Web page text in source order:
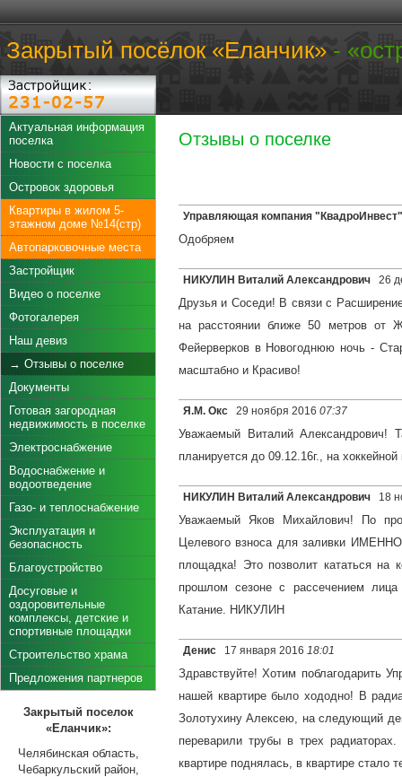
Закрытый посёлок «Еланчик» -
Актуальная информация
поселка
Новости с поселка
Островок здоровья
Квартиры в жилом 5-
этажном доме №14(стр)
Автопарковочные места
Застройщик
Видео о поселке
Фотогалерея
Наш девиз
→ Отзывы о поселке
Документы
Готовая загородная
недвижимость в поселке
Электроснабжение
Водоснабжение и
водоотведение
Газо- и теплоснабжение
Эксплуатация и
безопасность
Благоустройство
Досуговые и
оздоровительные
комплексы, детские и
спортивные площадки
Строительство храма
Предложения партнеров
Закрытый поселок
«Еланчик»:
Челябинская область,
Чебаркульский район,
Отзывы о поселке
Управляющая компания "КвадроИнвест"
Одобряем
НИКУЛИН Виталий Александрович 26
Друзья и Соседи! В связи с
на расстоянии ближе 50 метров от
Фейерверков в Новогоднюю ночь -
масштабно и Красиво!
Я.М. Окс 29 ноября 2016 07:37
Уважаемый Виталий Александрович!
планируется до 09.12.16г., на
НИКУЛИН Виталий Александрович 18
Уважаемый Яков Михайлович! По
Целевого взноса для заливки
площадка! Это позволит кататься на
прошлом сезоне с рассечением
Катание. НИКУЛИН
Денис 17 января 2016 18:01
Здравствуйте! Хотим поблагодарить
нашей квартире было хододно! В
Золотухину Алексею, на следующий
переварили трубы в трех
квартире поднялась, в квартире стало